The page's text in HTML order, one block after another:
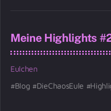
Meine Highlights
Eulchen
Blog
DieChaosEule